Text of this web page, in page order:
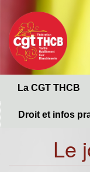
contenu
principal
La CGT THCB
Droit et infos
Le